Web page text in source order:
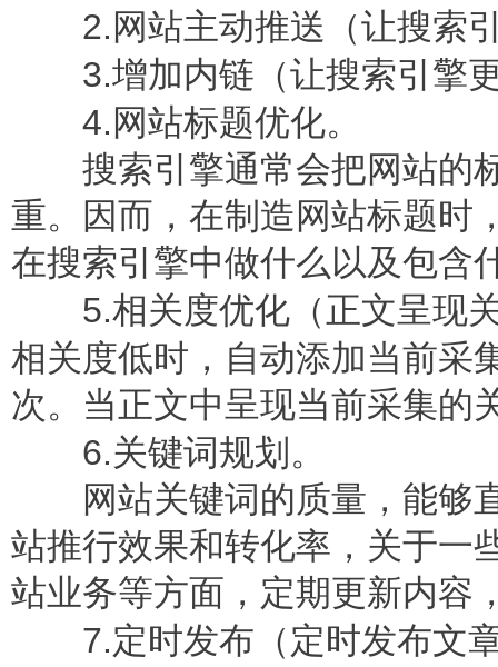
2. 网站主动推送（让搜索
3.增加内链（让搜索引擎
4. 网站标题优化。
搜索引擎通常会把网站的标
重。因而，在制造网站标题时
在搜索引擎中做什么以及包含
5.相关度优化（正文呈现
相关度低时，自动添加当前采
次。当正文中呈现当前采集的
6.关键词规划。
网站关键词的质量，能够直
站推行效果和转化率，关于一
站业务等方面，定期更新内容
7.定时发布（定时发布文